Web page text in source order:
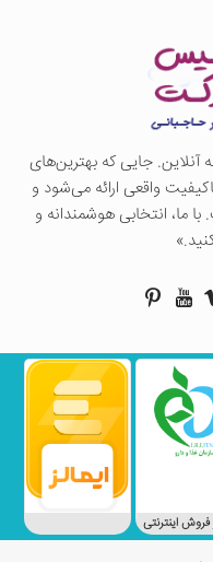
آنلاین. جایی که بهترین‌های
واقعی ارائه می‌شود و
ما، انتخابی هوشمندانه و
اینترنتی